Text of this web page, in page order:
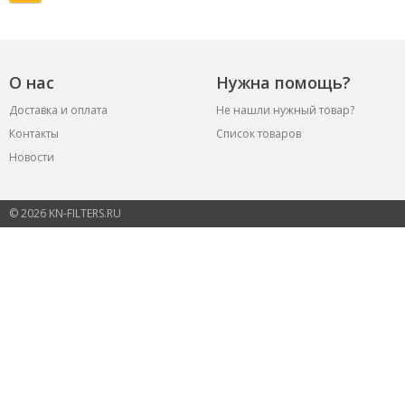
О нас Нужна помощь?
Доставка и оплата
Не нашли нужный товар?
Контакты
Список товаров
Новости
© 2026 KN-FILTERS.RU